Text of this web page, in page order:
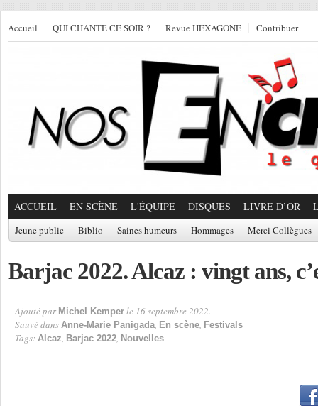
Accueil QUI CHANTE CE SOIR ? Revue HEXAGONE Contribuer
ACCUEIL EN SCÈNE L'ÉQUIPE DISQUES LIVRE D’OR
Jeune public Biblio Saines humeurs Hommages Merci Collègues
Barjac 2022. Alcaz : vingt ans,
Ajouté par Michel Kemper le 16 septembre 2022.
Sauvé dans Anne-Marie Panigada, En scène, Festivals
Tags: Alcaz, Barjac 2022, Nouvelles